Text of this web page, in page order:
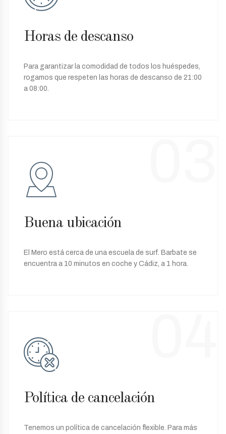
Horas de descanso
Para garantizar la comodidad de todos los huéspedes,
rogamos que respeten las horas de descanso de 21:00
a 08:00.
Buena ubicación
El Mero está cerca de una escuela de surf. Barbate se
encuentra a 10 minutos en coche y Cádiz, a 1 hora.
Política de cancelación
Tenemos un política de cancelación flexible. Para más